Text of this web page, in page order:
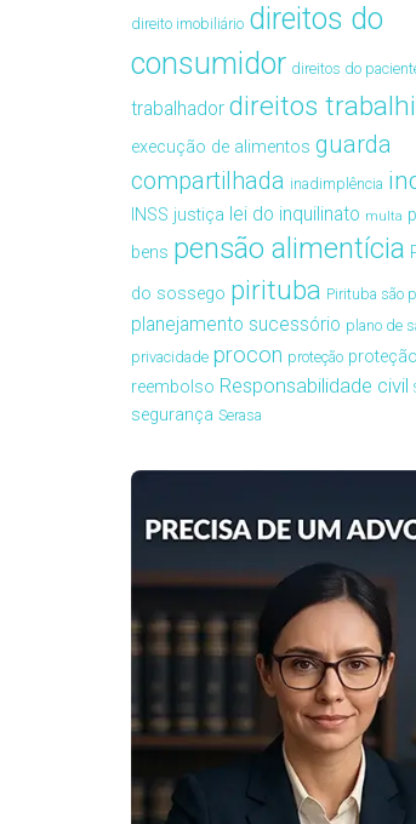
direito imobiliário direitos do
consumidor direitos do
trabalhador direitos
execução de alimentos guarda
compartilhada inadimplência
INSS justiça lei do inquilinato multa
bens pensão alimentícia
do sossego pirituba Pirituba são
planejamento sucessório plano de
privacidade procon proteção
reembolso Responsabilidade civil
segurança Serasa